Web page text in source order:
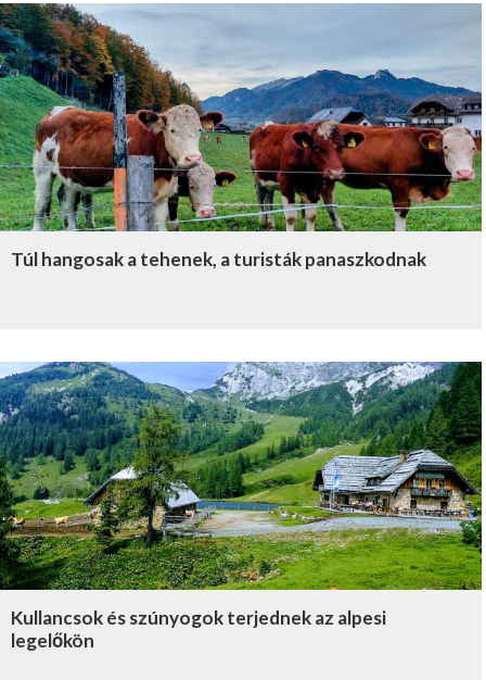
Túl hangosak a tehenek, a turisták panaszkodnak
Kullancsok és szúnyogok terjednek az alpesi
legelőkön